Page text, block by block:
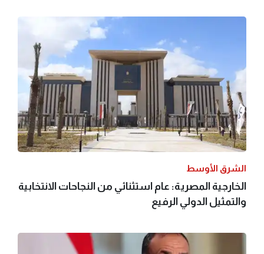
الشرق الأوسط
الخارجية المصرية: عام استثنائي من النجاحات الانتخابية
والتمثيل الدولي الرفيع